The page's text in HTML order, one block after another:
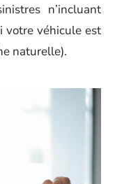
n’incluant
votre véhicule est
naturelle).